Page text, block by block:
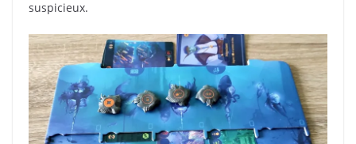
suspicieux.